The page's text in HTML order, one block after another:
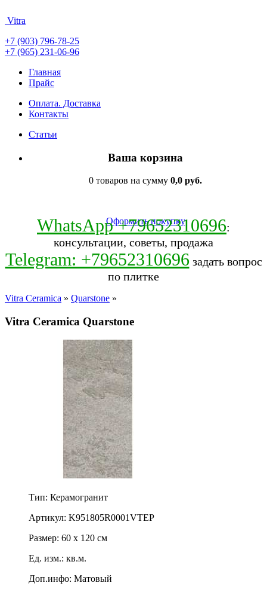
Vitra
+7 (903) 796-78-25
+7 (965) 231-06-96
Главная
Прайс
Оплата. Доставка
Контакты
Статьи
Ваша корзина
0 товаров на сумму 0,0 руб.
Оформить покупку
WhatsApp +79652310696:
консультации, советы, продажа
Telegram: +79652310696 задать вопрос
по плитке
Vitra Ceramica » Quarstone »
Vitra Ceramica Quarstone
Тип: Керамогранит
Артикул: K951805R0001VTEP
Размер: 60 x 120 см
Ед. изм.: кв.м.
Доп.инфо: Матовый